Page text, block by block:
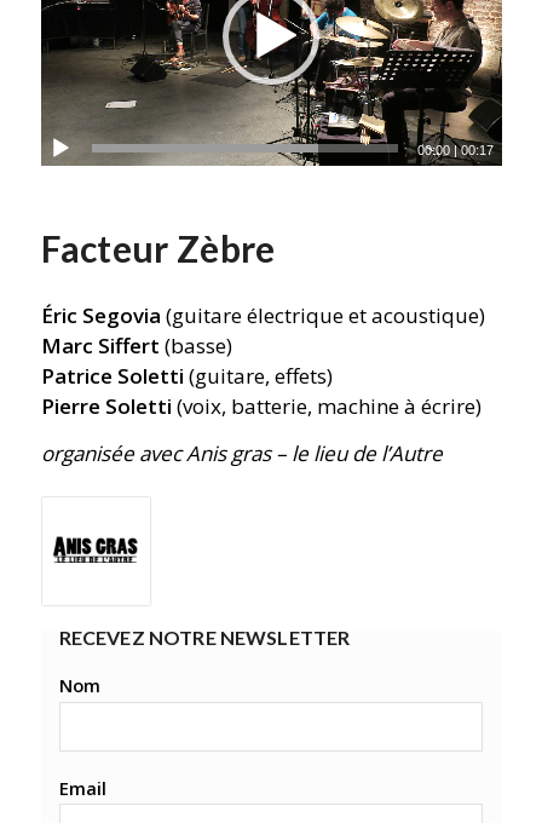
00:00 |00:17
Facteur Zèbre
Éric Segovia (guitare électrique et acoustique)
Marc Siffert (basse)
Patrice Soletti (guitare, effets)
Pierre Soletti (voix, batterie, machine à écrire)
organisée avec Anis gras – le lieu de l’Autre
RECEVEZ NOTRE NEWSLETTER
Nom
Email